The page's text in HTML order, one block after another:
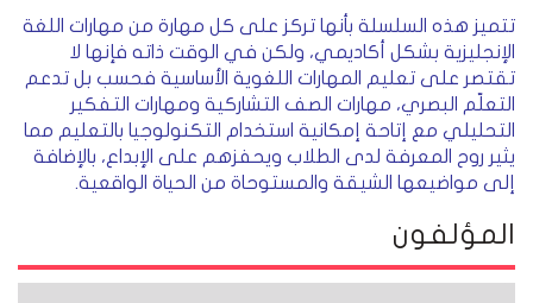
تتميز هذه السلسلة بأنها تركز على كل مهارة من مهارات اللغة
الإنجليزية بشكل أكاديمي، ولكن في الوقت ذاته فإنها لا
تقتصر على تعليم المهارات اللغوية الأساسية فحسب بل تدعم
التعلّم البصري، مهارات الصف التشاركية ومهارات التفكير
التحليلي مع إتاحة إمكانية استخدام التكنولوجيا بالتعليم مما
يثير روح المعرفة لدى الطلاب ويحفزهم على الإبداع، بالإضافة
إلى مواضيعها الشيقة والمستوحاة من الحياة الواقعية.
المؤلفون